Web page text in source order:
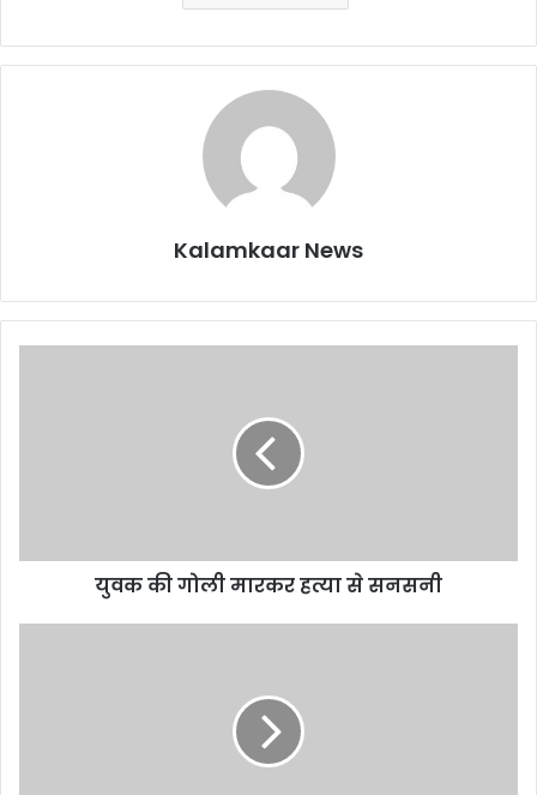
Kalamkaar News
युवक की गोली मारकर हत्या से सनसनी